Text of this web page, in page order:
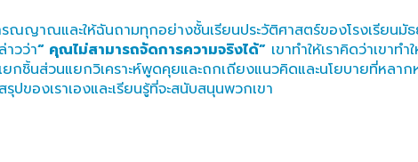
ญาณและให้ฉันถามทุกอย่างชั้นเรียนประวัติศาสตร์ของโรงเรียนมั
วว่า“ คุณไม่สามารถจัดการความจริงได้” เขาทำให้เราคิดว่าเขาทำ
ชิ้นส่วนแยกวิเคราะห์พูดคุยและถกเถียงแนวคิดและนโยบายที่หลาก
ปของเราเองและเรียนรู้ที่จะสนับสนุนพวกเขา